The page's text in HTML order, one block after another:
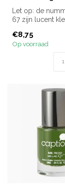
Let op: de
67 zijn lucent
D...
€8,75
Op voorraad